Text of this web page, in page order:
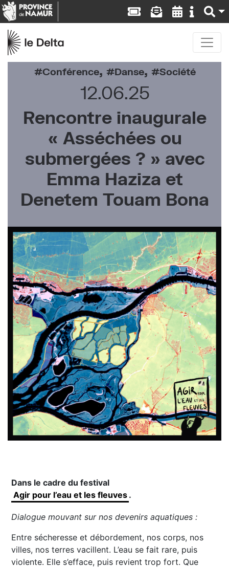
Conférence, Danse, Société
12.06.25
Rencontre inaugurale
« Asséchées ou
submergées ? » avec
Emma Haziza et
Denetem Touam Bona
Dans le cadre du festival
Agir pour l’eau et les fleuves .
Dialogue mouvant sur nos devenirs aquatiques :
Entre sécheresse et débordement, nos corps, nos
villes, nos terres vacillent. L’eau se fait rare, puis
violente. Elle s’efface, puis revient trop fort. Que